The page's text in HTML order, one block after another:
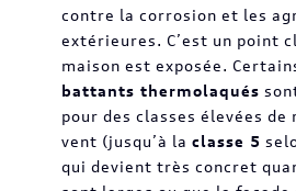
contre la corrosion et les
extérieures. C’est un point
maison est exposée.
battants thermolaqués
pour des classes élevées de
vent (jusqu’à la classe 5
qui devient très concret